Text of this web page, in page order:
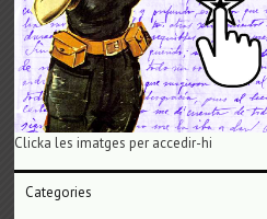
Clicka les imatges per accedir-hi
Categories